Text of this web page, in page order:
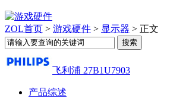
ZOL首页 > 游戏硬件 > 显示器 > 正文
飞利浦 27B1U7903
产品综述